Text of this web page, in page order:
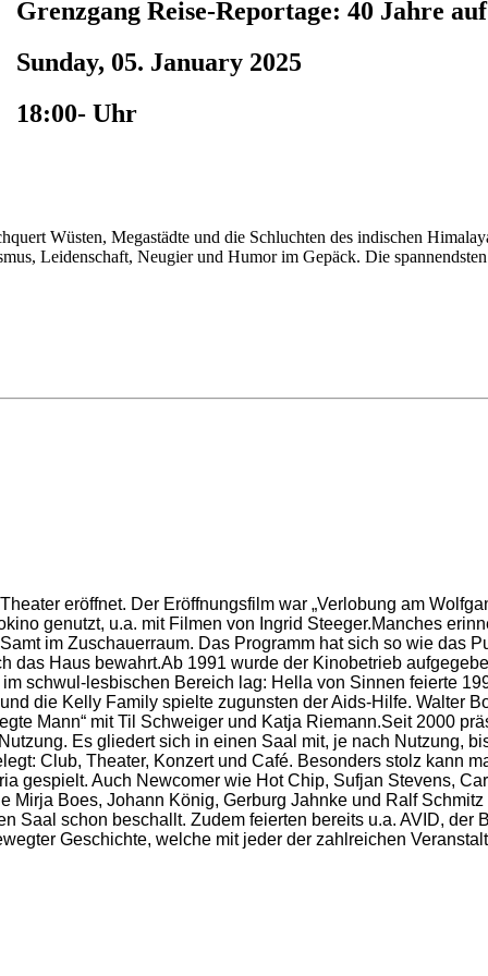
Grenzgang Reise-Reportage: 40 Jahre
Sunday, 05. January 2025
18:00- Uhr
Wüsten, Megastädte und die Schluchten des indischen
Leidenschaft, Neugier und Humor im Gepäck. Die
eröffnet. Der Eröffnungsfilm war „Verlobung am
genutzt, u.a. mit Filmen von Ingrid Steeger.Manches
im Zuschauerraum. Das Programm hat sich so wie das
das Haus bewahrt.Ab 1991 wurde der Kinobetrieb
schwul-lesbischen Bereich lag: Hella von Sinnen feierte
die Kelly Family spielte zugunsten der Aids-Hilfe. Walter
Mann“ mit Til Schweiger und Katja Riemann.Seit 2000
Es gliedert sich in einen Saal mit, je nach Nutzung,
Club, Theater, Konzert und Café. Besonders stolz kann
gespielt. Auch Newcomer wie Hot Chip, Sufjan Stevens,
Boes, Johann König, Gerburg Jahnke und Ralf
Saal schon beschallt. Zudem feierten bereits u.a. AVID,
Geschichte, welche mit jeder der zahlreichen